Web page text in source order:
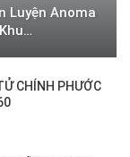
Luyện Anoma
CHÍNH PHƯỚC